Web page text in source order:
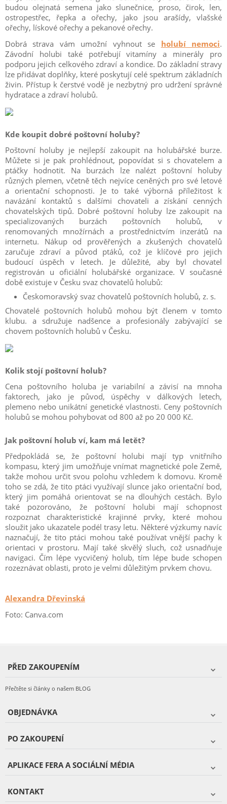
budou olejnatá semena jako slunečnice, proso, čirok, len,
ostropestřec, řepka a ořechy, jako jsou arašídy, vlašské
ořechy, lískové ořechy a pekanové ořechy.
Dobrá strava vám umožní vyhnout se holubí nemoci.
Závodní holubi také potřebují vitamíny a minerály pro
podporu jejich celkového zdraví a kondice. Do základní stravy
lze přidávat doplňky, které poskytují celé spektrum základních
živin. Přístup k čerstvé vodě je nezbytný pro udržení správné
hydratace a zdraví holubů.
Kde koupit dobré poštovní holuby?
Poštovní holuby je nejlepší zakoupit na holubářské burze.
Můžete si je pak prohlédnout, popovídat si s chovatelem a
ptáčky hodnotit. Na burzách lze nalézt poštovní holuby
různých plemen, včetně těch nejvíce ceněných pro své letové
a orientační schopnosti. Je to také výborná příležitost k
navázání kontaktů s dalšími chovateli a získání cenných
chovatelských tipů. Dobré poštovní holuby lze zakoupit na
specializovaných burzách poštovních holubů, v
renomovaných množírnách a prostřednictvím inzerátů na
internetu. Nákup od prověřených a zkušených chovatelů
zaručuje zdraví a původ ptáků, což je klíčové pro jejich
budoucí úspěch v letech. Je důležité, aby byl chovatel
registrován u oficiální holubářské organizace. V současné
době existuje v Česku svaz chovatelů holubů:
Českomoravský svaz chovatelů poštovních holubů, z. s.
Chovatelé poštovních holubů mohou být členem v tomto
klubu. a sdružuje nadšence a profesionály zabývající se
chovem poštovních holubů v Česku.
Kolik stojí poštovní holub?
Cena poštovního holuba je variabilní a závisí na mnoha
faktorech, jako je původ, úspěchy v dálkových letech,
plemeno nebo unikátní genetické vlastnosti. Ceny poštovních
holubů se mohou pohybovat od 800 až po 20 000 Kč.
Jak poštovní holub ví, kam má letět?
Předpokládá se, že poštovní holubi mají typ vnitřního
kompasu, který jim umožňuje vnímat magnetické pole Země,
takže mohou určit svou polohu vzhledem k domovu. Kromě
toho se zdá, že tito ptáci využívají slunce jako orientační bod,
který jim pomáhá orientovat se na dlouhých cestách. Bylo
také pozorováno, že poštovní holubi mají schopnost
rozpoznat charakteristické krajinné prvky, které mohou
sloužit jako ukazatele podél trasy letu. Některé výzkumy navíc
naznačují, že tito ptáci mohou také používat vnější pachy k
orientaci v prostoru. Mají také skvělý sluch, což usnadňuje
navigaci. Čím lépe vycvičený holub, tím lépe bude schopen
rozeznávat oblasti, proto je velmi důležitým prvkem chovu.
Alexandra Dřevinská
Foto: Canva.com
PŘED ZAKOUPENÍM
Přečtěte si články o našem BLOG
OBJEDNÁVKA
PO ZAKOUPENÍ
APLIKACE FERA A SOCIÁLNÍ MÉDIA
KONTAKT